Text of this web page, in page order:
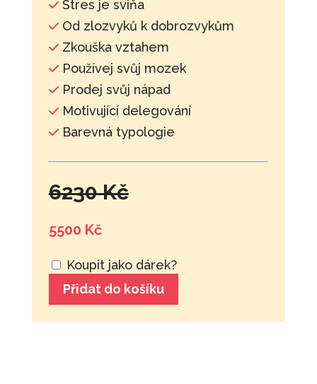
Stres je sviňa
Od zlozvyků k dobrozvykům
Zkouška vztahem
Používej svůj mozek
Prodej svůj nápad
Motivující delegování
Barevná typologie
6230 Kč
5500 Kč
Koupit jako dárek?
Přidat do košíku